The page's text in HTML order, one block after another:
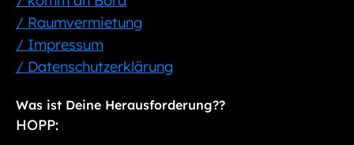
/ Raumvermietung
/ Impressum
/ Datenschutzerklärung
Was ist Deine Herausforderung??
HOPP: